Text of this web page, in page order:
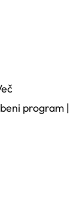
program |